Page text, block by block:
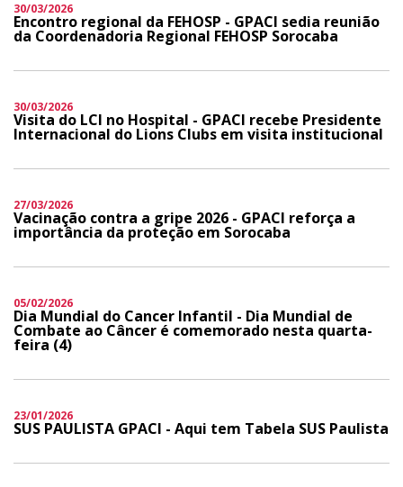
30/03/2026
Encontro regional da FEHOSP - GPACI sedia reunião
da Coordenadoria Regional FEHOSP Sorocaba
30/03/2026
Visita do LCI no Hospital - GPACI recebe Presidente
Internacional do Lions Clubs em visita institucional
27/03/2026
Vacinação contra a gripe 2026 - GPACI reforça a
importância da proteção em Sorocaba
05/02/2026
Dia Mundial do Cancer Infantil - Dia Mundial de
Combate ao Câncer é comemorado nesta quarta-
feira (4)
23/01/2026
SUS PAULISTA GPACI - Aqui tem Tabela SUS Paulista